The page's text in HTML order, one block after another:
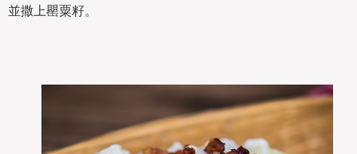
並撒上罌粟籽。